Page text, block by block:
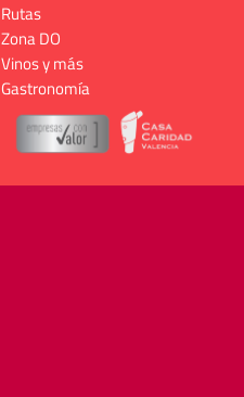
Rutas
Zona DO
Vinos y más
Gastronomía